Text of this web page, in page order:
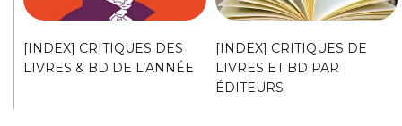
[INDEX] CRITIQUES DES
LIVRES & BD DE L’ANNÉE
[INDEX] CRITIQUES DE
LIVRES ET BD PAR
ÉDITEURS